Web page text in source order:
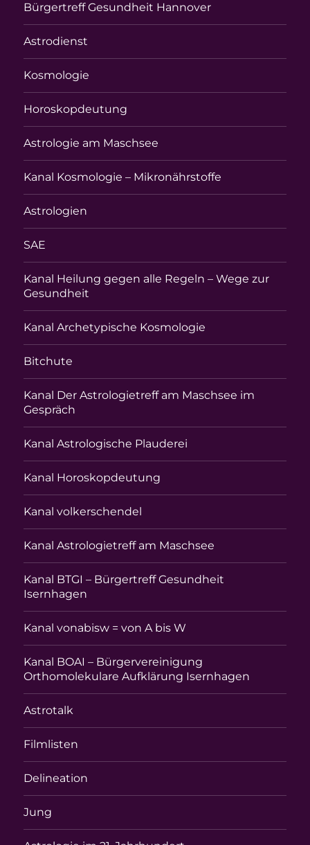
Bürgertreff Gesundheit Hannover
Astrodienst
Kosmologie
Horoskopdeutung
Astrologie am Maschsee
Kanal Kosmologie – Mikronährstoffe
Astrologien
SAE
Kanal Heilung gegen alle Regeln – Wege zur
Gesundheit
Kanal Archetypische Kosmologie
Bitchute
Kanal Der Astrologietreff am Maschsee im
Gespräch
Kanal Astrologische Plauderei
Kanal Horoskopdeutung
Kanal volkerschendel
Kanal Astrologietreff am Maschsee
Kanal BTGI – Bürgertreff Gesundheit
Isernhagen
Kanal vonabisw = von A bis W
Kanal BOAI – Bürgervereinigung
Orthomolekulare Aufklärung Isernhagen
Astrotalk
Filmlisten
Delineation
Jung